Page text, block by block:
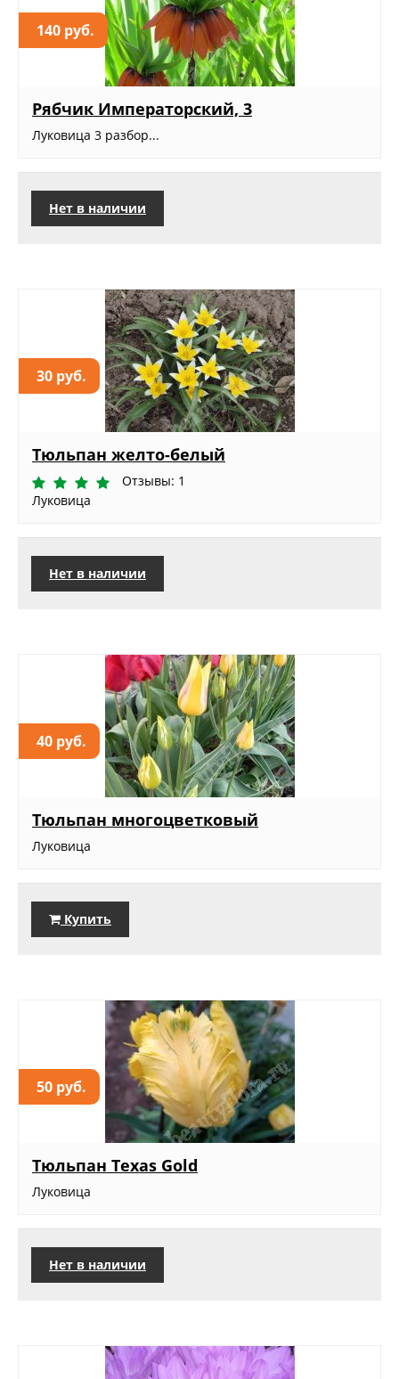
140 руб.
Рябчик Императорский, 3
Луковица 3 разбор...
Нет в наличии
30 руб.
Тюльпан желто-белый
Отзывы: 1
Луковица
Нет в наличии
40 руб.
Тюльпан многоцветковый
Луковица
Купить
50 руб.
Тюльпан Texas Gold
Луковица
Нет в наличии